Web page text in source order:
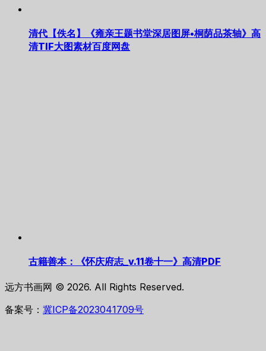
清代【佚名】《雍亲王题书堂深居图屏•桐荫品茶轴》高
清TIF大图素材百度网盘
古籍善本：《怀庆府志_v.11卷十一》高清PDF
远方书画网 © 2026. All Rights Reserved.
备案号： 冀ICP备2023041709号